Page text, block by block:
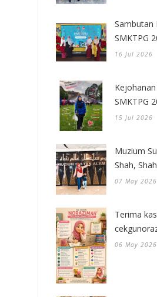
Sambutan
SMKTPG
16 Jul 2026
SMKTPG
15 Jul 2026
Muzium
Shah,
07 May 2026
Terima
06 May 2026